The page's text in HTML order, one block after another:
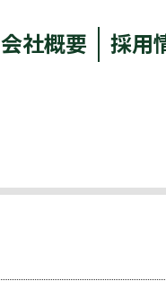
会社概要 採用